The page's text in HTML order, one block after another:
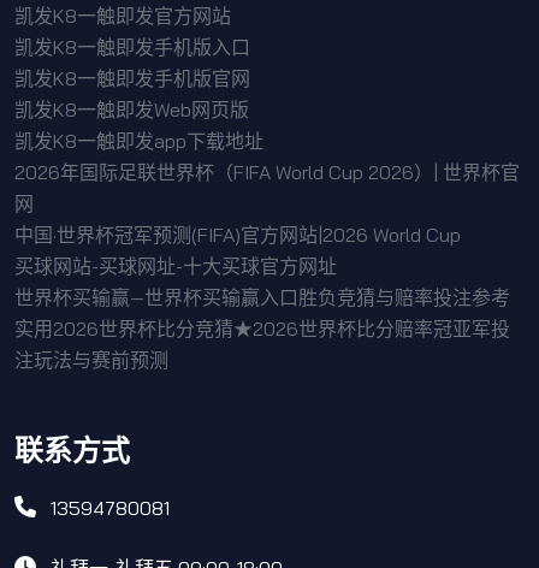
凯发K8一触即发官方网站
凯发K8一触即发手机版入口
凯发K8一触即发手机版官网
凯发K8一触即发Web网页版
凯发K8一触即发app下载地址
2026年国际足联世界杯（FIFA World Cup 2026）| 世界杯官
网
中国·世界杯冠军预测(FIFA)官方网站|2026 World Cup
买球网站-买球网址-十大买球官方网址
世界杯买输赢—世界杯买输赢入口胜负竞猜与赔率投注参考
实用2026世界杯比分竞猜★2026世界杯比分赔率冠亚军投
注玩法与赛前预测
联系方式
13594780081